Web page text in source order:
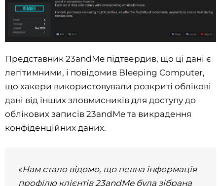
Представник 23andMe підтвердив, що ці дані є
легітимними, і повідомив Bleeping Computer,
що хакери використовували розкриті облікові
дані від інших зловмисників для доступу до
облікових записів 23andMe та викрадення
конфіденційних даних.
«Нам стало відомо, що певна інформація
профілю клієнтів 23andMe була зібрана